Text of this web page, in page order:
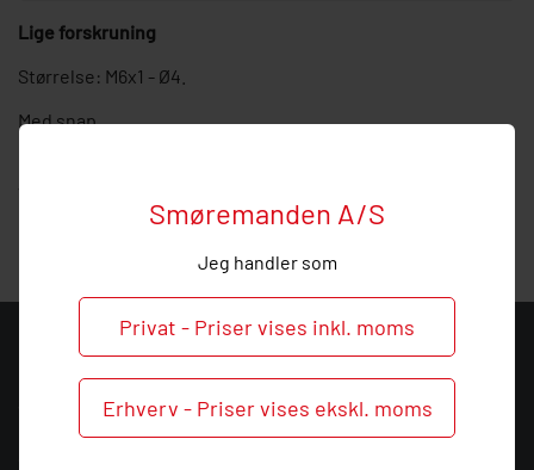
Smøremanden A/S
Jeg handler som
Privat - Priser vises inkl. moms
Erhverv - Priser vises ekskl. moms
Lige forskruning
Størrelse: M6x1 - Ø4.
Med snap.
denne lige forskruning.
KONTAKT
Smøremanden A/S
CVR: 39683717